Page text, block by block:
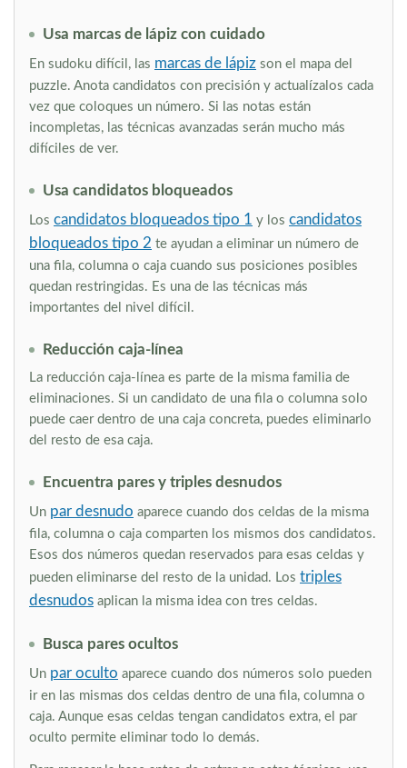
Usa marcas de lápiz con cuidado
En sudoku difícil, las marcas de lápiz son el mapa del
puzzle. Anota candidatos con precisión y actualízalos cada
vez que coloques un número. Si las notas están
incompletas, las técnicas avanzadas serán mucho más
difíciles de ver.
Usa candidatos bloqueados
Los candidatos bloqueados tipo 1 y los candidatos
bloqueados tipo 2 te ayudan a eliminar un número de
una fila, columna o caja cuando sus posiciones posibles
quedan restringidas. Es una de las técnicas más
importantes del nivel difícil.
Reducción caja-línea
La reducción caja-línea es parte de la misma familia de
eliminaciones. Si un candidato de una fila o columna solo
puede caer dentro de una caja concreta, puedes eliminarlo
del resto de esa caja.
Encuentra pares y triples desnudos
Un par desnudo aparece cuando dos celdas de la misma
fila, columna o caja comparten los mismos dos candidatos.
Esos dos números quedan reservados para esas celdas y
pueden eliminarse del resto de la unidad. Los triples
desnudos aplican la misma idea con tres celdas.
Busca pares ocultos
Un par oculto aparece cuando dos números solo pueden
ir en las mismas dos celdas dentro de una fila, columna o
caja. Aunque esas celdas tengan candidatos extra, el par
oculto permite eliminar todo lo demás.